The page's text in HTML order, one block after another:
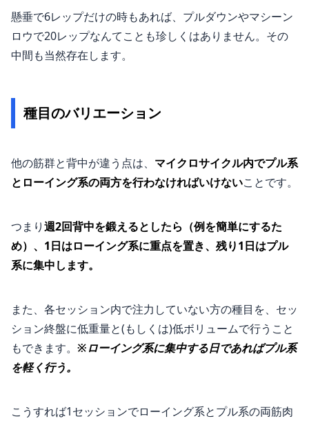
懸垂で6レップだけの時もあれば、プルダウンやマシーン
ロウで20レップなんてことも珍しくはありません。その
中間も当然存在します。
種目のバリエーション
他の筋群と背中が違う点は、 マイクロサイクル内でプル系
とローイング系の両方を行わなければいけないことです。
つまり週2回背中を鍛えるとしたら（例を簡単にするた
め）、1日はローイング系に重点を置き、残り1日はプル
系に集中します。
また、各セッション内で注力していない方の種目を、セッ
ション終盤に低重量と(もしくは)低ボリュームで行うこと
もできます。 ※ローイング系に集中する日であればプル系
を軽く行う。
こうすれば1セッションでローイング系とプル系の両筋肉